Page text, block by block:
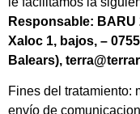
Responsable: BARU
Xaloc 1, bajos, –
Balears),
Fines del tratamiento:
envío de